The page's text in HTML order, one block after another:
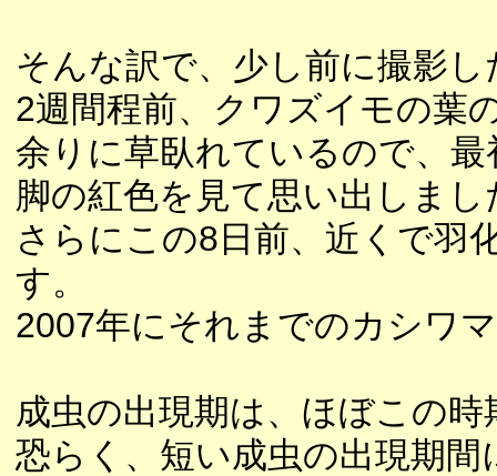
そんな訳で、少し前に撮影
2週間程前、クワズイモの葉
余りに草臥れているので、
脚の紅色を見て思い出しまし
さらにこの8日前、近くで羽
す。
2007年にそれまでのカシワ
成虫の出現期は、ほぼこの
恐らく、短い成虫の出現期